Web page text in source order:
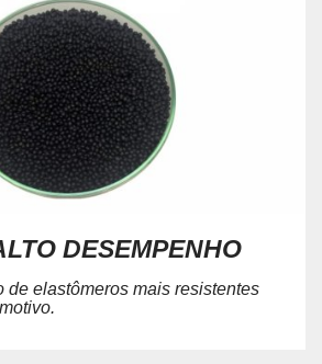
DESEMPENHO
de elastômeros mais resistentes